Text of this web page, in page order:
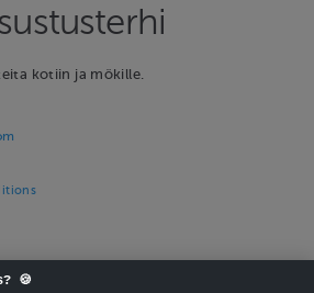
kotiin ja mökille.
🍪